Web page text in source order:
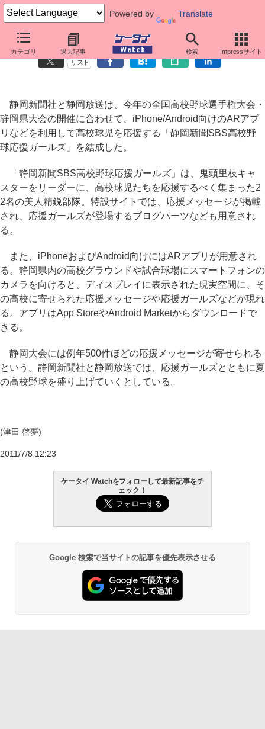
Powered by Translate
カテゴリ 過去記事 検索 Impressサイト
高校野球静岡県大会、iPhone/Android向けARアプリで球児を応援
リスト
静岡新聞社と静岡放送は、今年の全国高校野球選手権大会・
静岡県大会の開催に合わせて、iPhone/Android向けのARアプ
リなどを利用して高校球児を応援する「静岡新聞SBS高校野
球応援ガールズ」を結成した。
「静岡新聞SBS高校野球応援ガールズ」は、鬼頭里枝キャ
スターをリーダーに、高校球児たちを応援するべく集まった2
2名の美人精鋭部隊。特設サイトでは、応援メッセージが掲載
され、応援ガールズが登場するブログパーツなども用意され
る。
また、iPhoneおよびAndroid向けにはARアプリが用意され
る。静岡県内の高校グラウンドや試合球場にスマートフォンの
カメラを向けると、ディスプレイに表示された現実空間に、そ
の高校に寄せられた応援メッセージや応援ガールズなどが現れ
る。アプリはApp StoreやAndroid Marketからダウンロードで
きる。
静岡大会には例年500件ほどの応援メッセージが寄せられる
という。静岡新聞社と静岡放送では、応援ガールズとともに夏
の高校野球を盛り上げていくとしている。
(津田 啓夢)
2011/7/8 12:23
ケータイ Watchをフォローして最新記事をチ
ェック！
Google 検索で当サイトの記事を優先表示させる